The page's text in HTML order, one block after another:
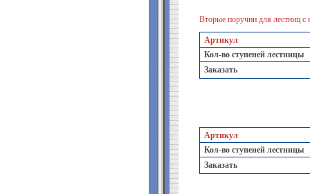
Вторые поручни для лестниц с
Артикул
Кол-во ступеней лестницы
Заказать
Артикул
Кол-во ступеней лестницы
Заказать